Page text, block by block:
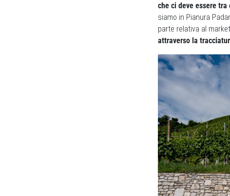
che ci deve essere
siamo in Pianura
parte relativa al
attraverso la